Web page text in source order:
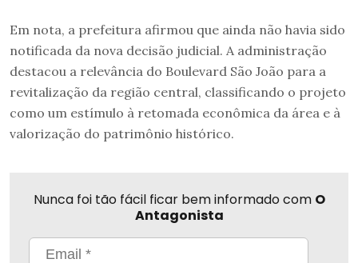
Em nota, a prefeitura afirmou que ainda não havia sido
notificada da nova decisão judicial. A administração
destacou a relevância do Boulevard São João para a
revitalização da região central, classificando o projeto
como um estímulo à retomada econômica da área e à
valorização do patrimônio histórico.
Nunca foi tão fácil ficar bem informado com O
Antagonista